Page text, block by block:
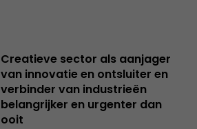
Creatieve sector als aanjager
van innovatie en ontsluiter en
verbinder van industrieën
belangrijker en urgenter dan
ooit